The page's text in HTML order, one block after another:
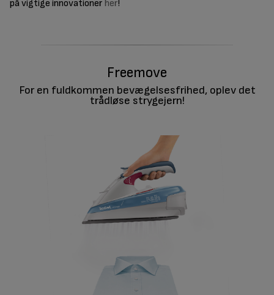
på vigtige innovationer her!
Freemove
For en fuldkommen bevægelsesfrihed, oplev det
trådløse strygejern!